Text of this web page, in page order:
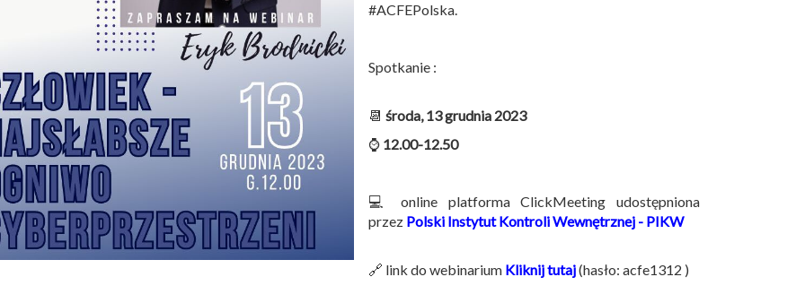
#ACFEPolska.
Spotkanie :
📆 środa, 13 grudnia 2023
⌚ 12.00-12.50
💻 online platforma ClickMeeting udostępniona
przez Polski Instytut Kontroli Wewnętrznej - PIKW
🔗 link do webinarium Kliknij tutaj(hasło: acfe1312 )